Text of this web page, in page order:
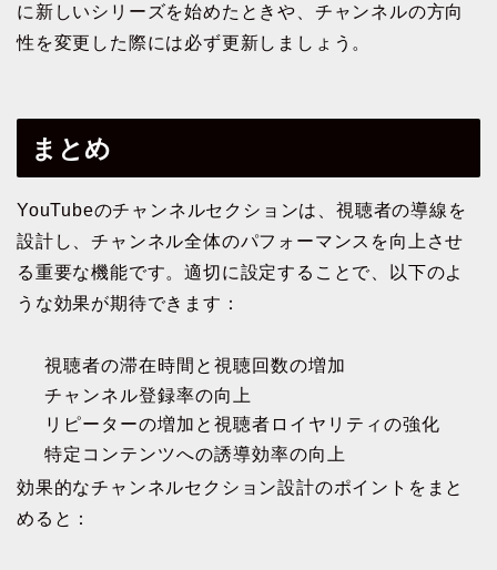
に新しいシリーズを始めたときや、チャンネルの方向
性を変更した際には必ず更新しましょう。
まとめ
YouTubeのチャンネルセクションは、視聴者の導線を
設計し、チャンネル全体のパフォーマンスを向上させ
る重要な機能です。適切に設定することで、以下のよ
うな効果が期待できます：
視聴者の滞在時間と視聴回数の増加
チャンネル登録率の向上
リピーターの増加と視聴者ロイヤリティの強化
特定コンテンツへの誘導効率の向上
効果的なチャンネルセクション設計のポイントをまと
めると：